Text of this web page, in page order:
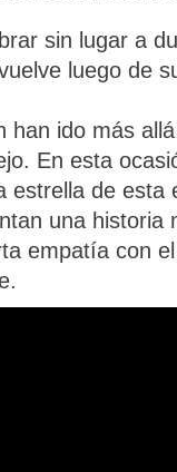
sin lugar a
luego de
han ido más
En esta
estrella de
una historia
empatía con